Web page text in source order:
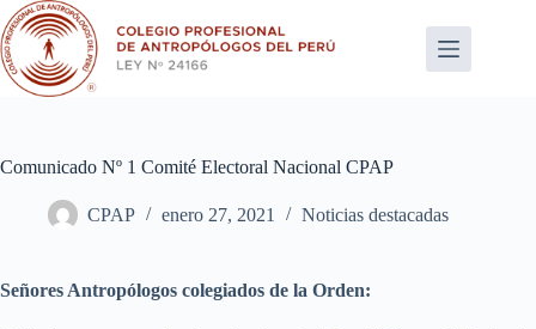
Saltar
al
contenido
Comunicado Nº 1 Comité Electoral Nacional CPAP
CPAP enero 27, 2021 Noticias destacadas
Señores Antropólogos colegiados de la Orden: